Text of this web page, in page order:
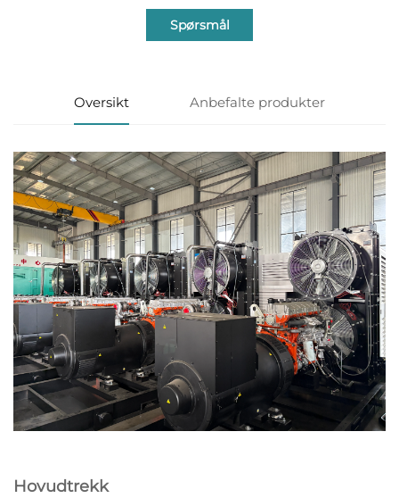
Spørsmål
Oversikt Anbefalte produkter
Hovudtrekk